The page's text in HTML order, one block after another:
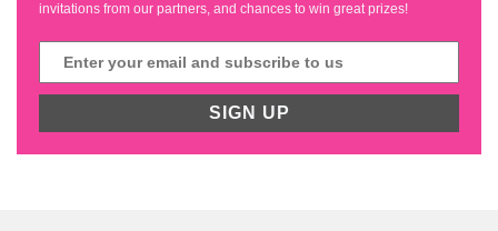
invitations from our partners, and chances to win great prizes!
SIGN UP